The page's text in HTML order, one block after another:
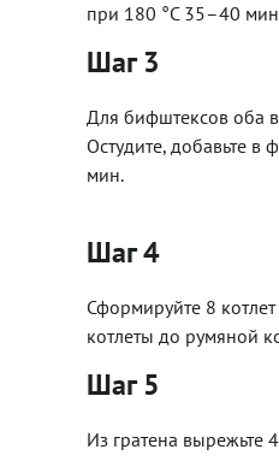
при 180 °С 35–40
Шаг 3
Для бифштексов оба
Остудите, добавьте
мин.
Шаг 4
Сформируйте 8
котлеты до румяной
Шаг 5
Из гратена вырежьте